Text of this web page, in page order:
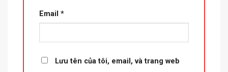
Email *
Lưu tên của tôi, email, và trang web